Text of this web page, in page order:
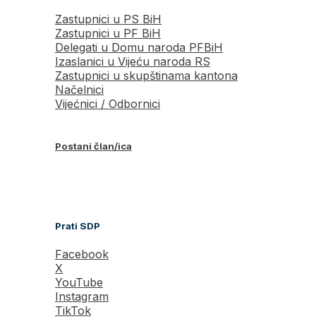
Zastupnici u PS BiH
Zastupnici u PF BiH
Delegati u Domu naroda PFBiH
Izaslanici u Vijeću naroda RS
Zastupnici u skupštinama kantona
Načelnici
Vijećnici / Odbornici
Postani član/ica
Prati SDP
Facebook
X
YouTube
Instagram
TikTok